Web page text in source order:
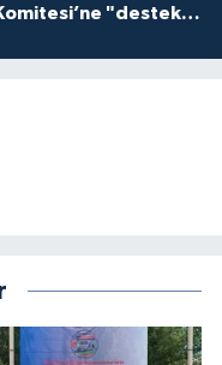
"destek